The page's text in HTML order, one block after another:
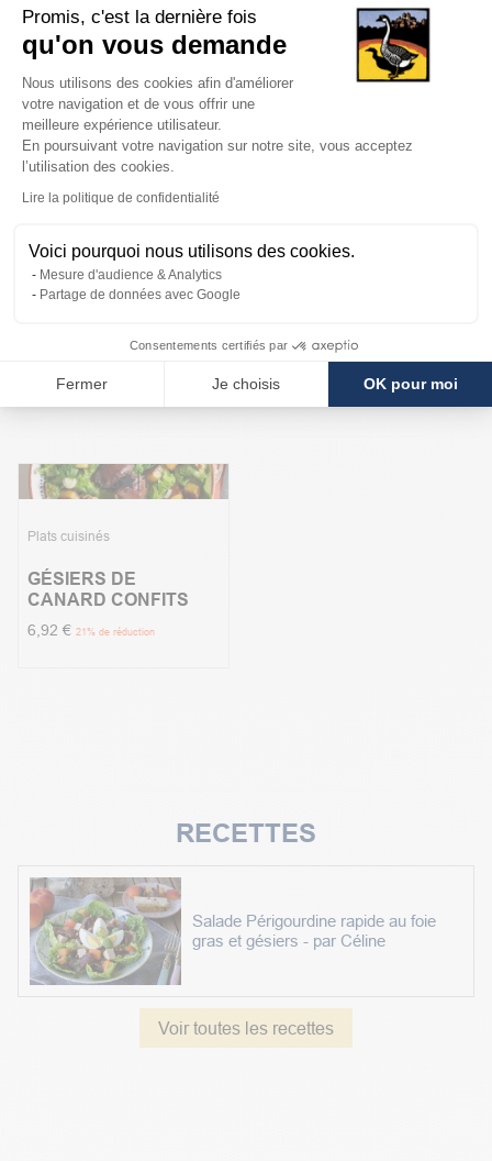
Promis, c'est la dernière fois
qu'on vous demande
Plateforme de Gestion du
Nous utilisons des cookies afin d'améliorer
votre navigation et de vous offrir une
meilleure expérience utilisateur.
En poursuivant votre navigation sur notre site, vous acceptez
l’utilisation des cookies.
Lire la politique de confidentialité
Voici pourquoi nous utilisons des cookies.
Mesure d'audience & Analytics
Partage de données avec Google
Consentements certifiés par
Fermer Je choisis OK pour moi
Axeptio consent
en salade, des fraises fraîches, des champignons de Paris,
du pain aux céréales toasté, et une touche de parmesan
pour sublimer le tout.
Cette entrée froide est une idée parfaite pour un déjeuner
estival, un dîner léger ou une entrée élégante, à servir
avec un verre de vin du Sud-Ouest.
NOS PRODUITS CONSEILLÉS
Promotion 5.0 |1
Plats cuisinés
GÉSIERS DE
CANARD CONFITS
6,92 € 21% de réduction
RECETTES
Salade Périgourdine rapide au foie
gras et gésiers - par Céline
Voir toutes les recettes